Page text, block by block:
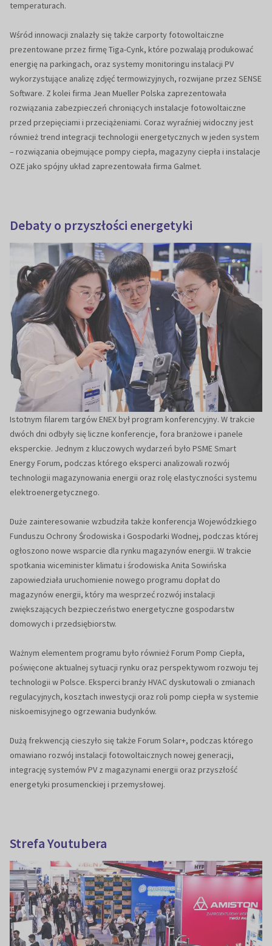
temperaturach.
Wśród innowacji znalazły się także carporty fotowoltaiczne
prezentowane przez firmę Tiga-Cynk, które pozwalają produkować
energię na parkingach, oraz systemy monitoringu instalacji PV
wykorzystujące analizę zdjęć termowizyjnych, rozwijane przez SENSE
Software. Z kolei firma Jean Mueller Polska zaprezentowała
rozwiązania zabezpieczeń chroniących instalacje fotowoltaiczne
przed przepięciami i przeciążeniami. Coraz wyraźniej widoczny jest
również trend integracji technologii energetycznych w jeden system
– rozwiązania obejmujące pompy ciepła, magazyny ciepła i instalacje
OZE jako spójny układ zaprezentowała firma Galmet.
Debaty o przyszłości energetyki
Istotnym filarem targów ENEX był program konferencyjny. W trakcie
dwóch dni odbyły się liczne konferencje, fora branżowe i panele
eksperckie. Jednym z kluczowych wydarzeń było PSME Smart
Energy Forum, podczas którego eksperci analizowali rozwój
technologii magazynowania energii oraz rolę elastyczności systemu
elektroenergetycznego.
Duże zainteresowanie wzbudziła także konferencja Wojewódzkiego
Funduszu Ochrony Środowiska i Gospodarki Wodnej, podczas której
ogłoszono nowe wsparcie dla rynku magazynów energii. W trakcie
spotkania wiceminister klimatu i środowiska Anita Sowińska
zapowiedziała uruchomienie nowego programu dopłat do
magazynów energii, który ma wesprzeć rozwój instalacji
zwiększających bezpieczeństwo energetyczne gospodarstw
domowych i przedsiębiorstw.
Ważnym elementem programu było również Forum Pomp Ciepła,
poświęcone aktualnej sytuacji rynku oraz perspektywom rozwoju tej
technologii w Polsce. Eksperci branży HVAC dyskutowali o zmianach
regulacyjnych, kosztach inwestycji oraz roli pomp ciepła w systemie
niskoemisyjnego ogrzewania budynków.
Dużą frekwencją cieszyło się także Forum Solar+, podczas którego
omawiano rozwój instalacji fotowoltaicznych nowej generacji,
integrację systemów PV z magazynami energii oraz przyszłość
energetyki prosumenckiej i przemysłowej.
Strefa Youtubera